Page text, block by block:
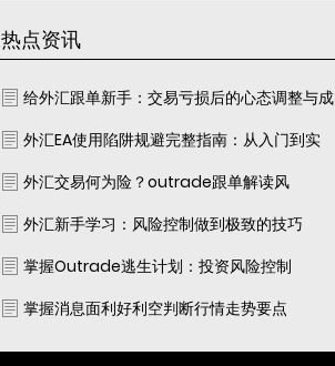
热点资讯
给外汇跟单新手：交易亏损后的心态调整与成
外汇EA使用陷阱规避完整指南：从入门到实
外汇交易何为险？outrade跟单解读风
外汇新手学习：风险控制做到极致的技巧
掌握Outrade逃生计划：投资风险控制
掌握消息面利好利空判断行情走势要点